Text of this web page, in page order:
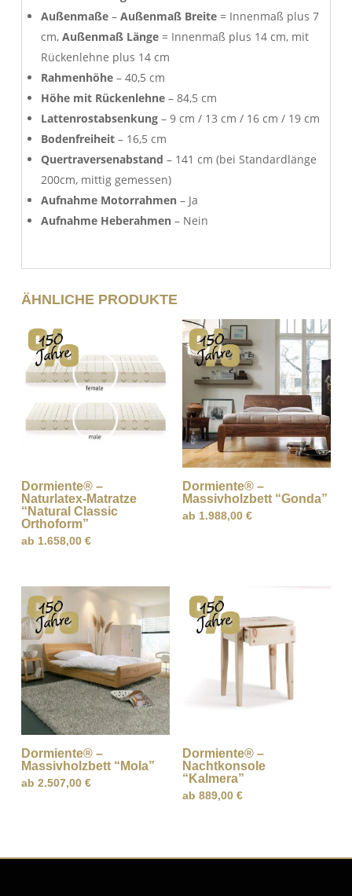
Außenmaße –Außenmaß Breite = Innenmaß plus 7
cm,Außenmaß Länge = Innenmaß plus 14 cm, mit
Rückenlehne plus 14 cm
Rahmenhöhe – 40,5 cm
Höhe mit Rückenlehne – 84,5 cm
Lattenrostabsenkung – 9 cm / 13 cm / 16 cm / 19 cm
Bodenfreiheit – 16,5 cm
Quertraversenabstand – 141 cm (bei Standardlänge
200cm, mittig gemessen)
Aufnahme Motorrahmen – Ja
Aufnahme Heberahmen – Nein
ÄHNLICHE PRODUKTE
Dormiente® –
Naturlatex-Matratze
“Natural Classic
Orthoform”
ab 1.658,00€
Dormiente® –
Massivholzbett “Gonda”
ab 1.988,00 €
Dormiente® –
Massivholzbett “Mola”
ab2.507,00€
Dormiente® –
Nachtkonsole
“Kalmera”
ab 889,00 €